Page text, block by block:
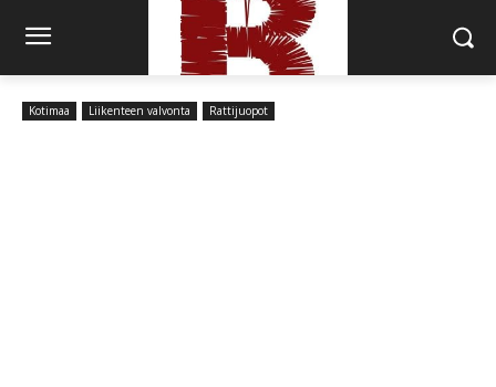
Kotimaa Liikenteen valvonta Rattijuopot